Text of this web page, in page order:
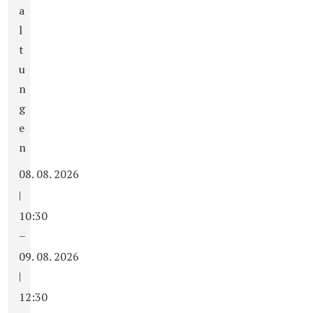
a
l
t
u
n
g
e
n
08. 08. 2026
|
10:30
–
09. 08. 2026
|
12:30